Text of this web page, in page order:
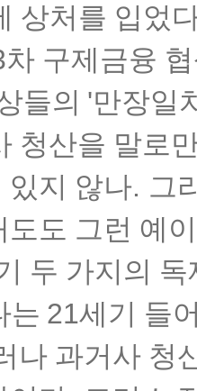
상처를 입었
차 구제금융
들의 '만장일
청산을 말로
있지 않나. 그
도 그런 예
두 가지의
는 21세기 들
나 과거사 청